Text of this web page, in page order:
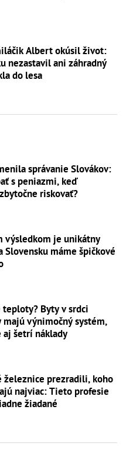
Albert okúsil život:
nezastavil ani záhradný
do lesa
správanie Slovákov:
s peniazmi, keď
riskovať?
výsledkom je unikátny
Slovensku máme špičkové
Byty v srdci
majú výnimočný systém,
aj šetrí náklady
železnice prezradili, koho
najviac: Tieto profesie
žiadané